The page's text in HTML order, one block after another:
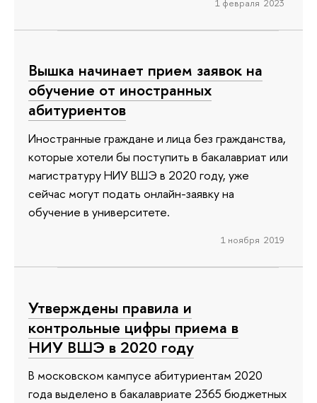
1 февраля 2023
Вышка начинает прием заявок на
обучение от иностранных
абитуриентов
Иностранные граждане и лица без гражданства,
которые хотели бы поступить в бакалавриат или
магистратуру НИУ ВШЭ в 2020 году, уже
сейчас могут подать онлайн-заявку на
обучение в университете.
1 ноября 2019
Утверждены правила и
контрольные цифры приема в
НИУ ВШЭ в 2020 году
В московском кампусе абитуриентам 2020
года выделено в бакалавриате 2365 бюджетных